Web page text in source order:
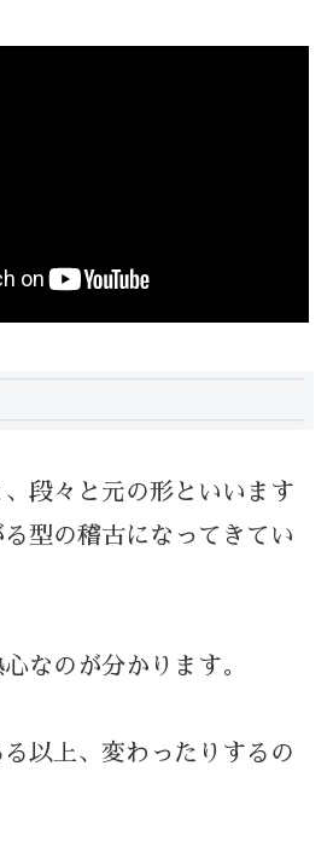
段々と元の形といいます
型の稽古になってきてい
なのが分かります。
以上、変わったりするの